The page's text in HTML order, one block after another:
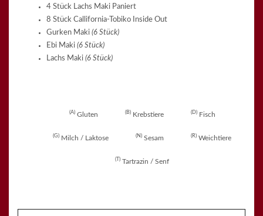
4 Stück Lachs Maki Paniert
8 Stück Callifornia-Tobiko Inside Out
Gurken Maki (6 Stück)
Ebi Maki (6 Stück)
Lachs Maki (6 Stück)
A Gluten B Krebstiere D Fisch
G Milch / Laktose N Sesam R Weichtiere
Tartrazin / Senf